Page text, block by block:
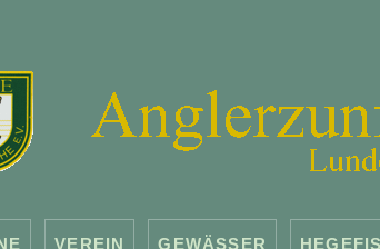
VEREIN GEWÄSSER